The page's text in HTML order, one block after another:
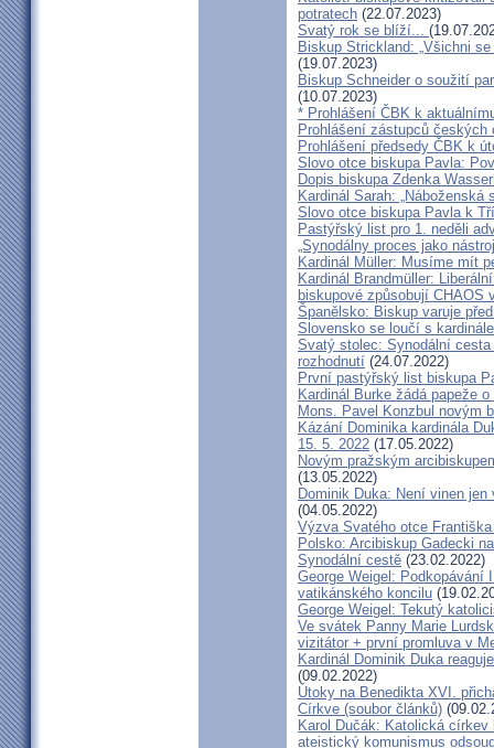
potratech (22.07.2023)
Svatý rok se blíží...
Biskup Strickland: „Všichni
(19.07.2023)
Biskup Schneider o soužití
(10.07.2023)
* Prohlášení ČBK k
Prohlášení zástupců
Prohlášení předsedy ČBK k
Slovo otce biskupa Pavla:
Dopis biskupa Zdenka
Kardinál Sarah: „Náboženská
Slovo otce biskupa Pavla k
Pastýřský list pro 1. neděli
„Synodálny proces jako
Kardinál Müller: Musíme mít
Kardinál Brandmüller:
biskupové způsobují CHAOS
Španělsko: Biskup varuje
Slovensko se loučí s
Svatý stolec: Synodální
rozhodnutí (24.07.2022)
První pastýřský list biskupa
Kardinál Burke žádá papeže
Mons. Pavel Konzbul novým
Kázání Dominika kardinála
15. 5. 2022 (17.05.2022)
Novým pražským
(13.05.2022)
Dominik Duka: Není vinen
(04.05.2022)
Výzva Svatého otce
Polsko: Arcibiskup Gadecki
Synodální cestě (23.02.2022)
George Weigel: Podkopávání
vatikánského koncilu
George Weigel: Tekutý
Ve svátek Panny Marie
vizitátor + první promluva v
Kardinál Dominik Duka
(09.02.2022)
Útoky na Benedikta XVI.
Církve (soubor článků)
Karol Dučák: Katolická církev
ateistický komunismus